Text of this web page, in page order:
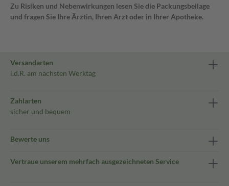
Zu Risiken und Nebenwirkungen lesen Sie die Packungsbeilage
und fragen Sie Ihre Ärztin, Ihren Arzt oder in Ihrer Apotheke.
Versandarten
i.d.R. am nächsten Werktag
Zahlarten
sicher und bequem
Bewerte uns
Vertraue unserem mehrfach ausgezeichneten Service